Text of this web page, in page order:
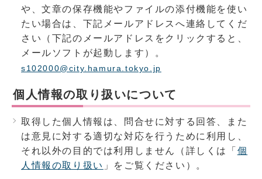
や、文章の保存機能やファイルの添付機能を使い
たい場合は、下記メールアドレスへ連絡してくだ
さい（下記のメールアドレスをクリックすると、
メールソフトが起動します）。
s102000@city.hamura.tokyo.jp
個人情報の取り扱いについて
取得した個人情報は、問合せに対する回答、また
は意見に対する適切な対応を行うために利用し、
それ以外の目的では利用しません（詳しくは「 個
人情報の取り扱い 」をご覧ください）。